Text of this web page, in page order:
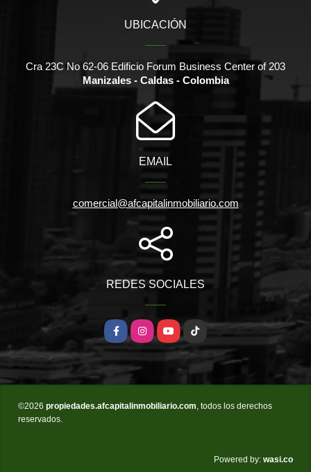
UBICACIÓN
Cra 23C No 62-06 Edificio Forum Business Center of 203
Manizales - Caldas - Colombia
EMAIL
comercial@afcapitalinmobiliario.com
REDES SOCIALES
FacebookInstagramYouTubeTikTok
©2026 propiedades.afcapitalinmobiliario.com, todos los derechos
reservados.
Powered by: wasi.co